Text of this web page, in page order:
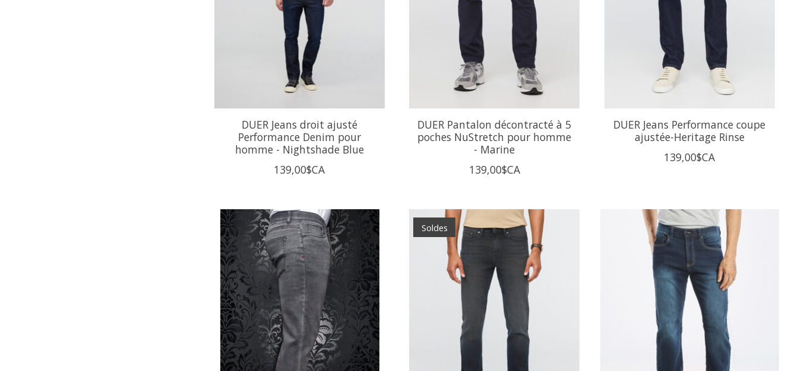
DUER Jeans droit ajusté
Performance Denim pour
homme - Nightshade Blue
139,00$CA
DUER Pantalon décontracté à 5
poches NuStretch pour homme
- Marine
139,00$CA
DUER Jeans Performance coupe
ajustée-Heritage Rinse
139,00$CA
Soldes